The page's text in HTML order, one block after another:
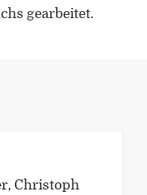
„Bordertextures”
der Buchreihe
gearbeitet.
Christoph